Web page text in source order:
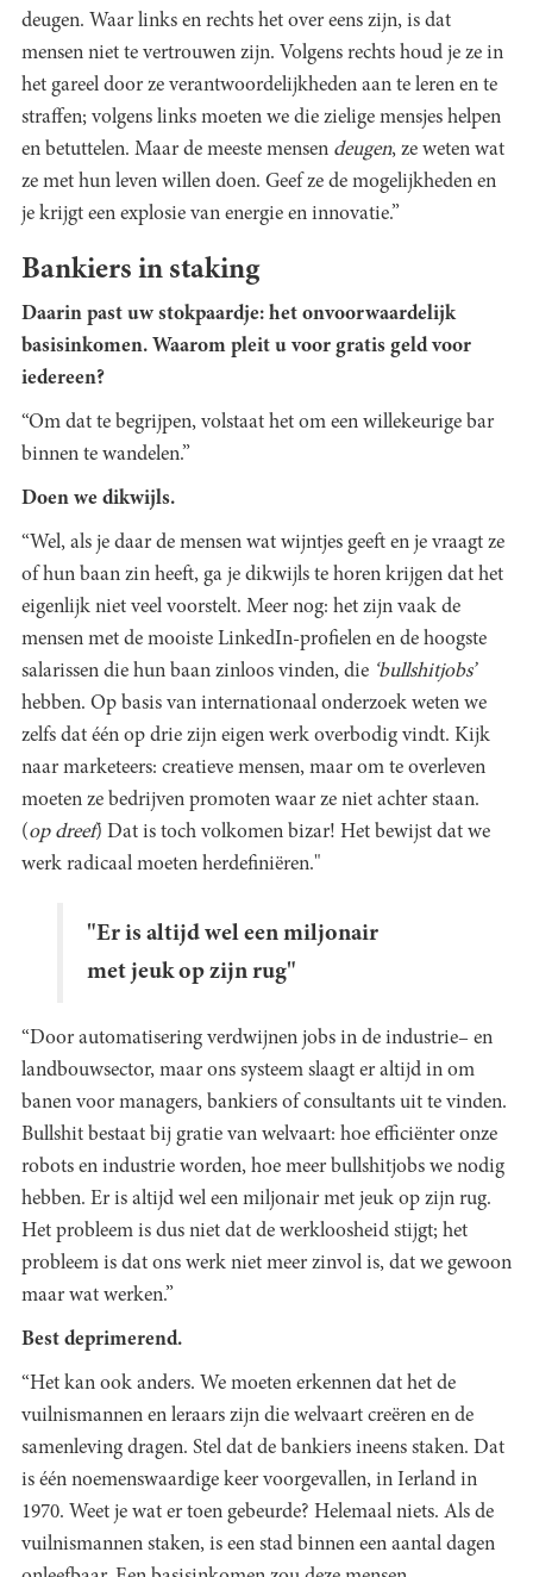
deugen. Waar links en rechts het over eens zijn, is dat
mensen niet te vertrouwen zijn. Volgens rechts houd je ze in
het gareel door ze verantwoordelijkheden aan te leren en te
straffen; volgens links moeten we die zielige mensjes helpen
en betuttelen. Maar de meeste mensen deugen, ze weten wat
ze met hun leven willen doen. Geef ze de mogelijkheden en
je krijgt een explosie van energie en innovatie.”
Bankiers in staking
Daarin past uw stokpaardje: het onvoorwaardelijk
basisinkomen. Waarom pleit u voor gratis geld voor
iedereen?
“Om dat te begrijpen, volstaat het om een willekeurige bar
binnen te wandelen.”
Doen we dikwijls.
“Wel, als je daar de mensen wat wijntjes geeft en je vraagt ze
of hun baan zin heeft, ga je dikwijls te horen krijgen dat het
eigenlijk niet veel voorstelt. Meer nog: het zijn vaak de
mensen met de mooiste LinkedIn-profielen en de hoogste
salarissen die hun baan zinloos vinden, die ‘bullshitjobs’
hebben. Op basis van internationaal onderzoek weten we
zelfs dat één op drie zijn eigen werk overbodig vindt. Kijk
naar marketeers: creatieve mensen, maar om te overleven
moeten ze bedrijven promoten waar ze niet achter staan.
(op dreef) Dat is toch volkomen bizar! Het bewijst dat we
werk radicaal moeten herdefiniëren."
"Er is altijd wel een miljonair
met jeuk op zijn rug"
“Door automatisering verdwijnen jobs in de industrie– en
landbouwsector, maar ons systeem slaagt er altijd in om
banen voor managers, bankiers of consultants uit te vinden.
Bullshit bestaat bij gratie van welvaart: hoe efficiënter onze
robots en industrie worden, hoe meer bullshitjobs we nodig
hebben. Er is altijd wel een miljonair met jeuk op zijn rug.
Het probleem is dus niet dat de werkloosheid stijgt; het
probleem is dat ons werk niet meer zinvol is, dat we gewoon
maar wat werken.”
Best deprimerend.
“Het kan ook anders. We moeten erkennen dat het de
vuilnismannen en leraars zijn die welvaart creëren en de
samenleving dragen. Stel dat de bankiers ineens staken. Dat
is één noemenswaardige keer voorgevallen, in Ierland in
1970. Weet je wat er toen gebeurde? Helemaal niets. Als de
vuilnismannen staken, is een stad binnen een aantal dagen